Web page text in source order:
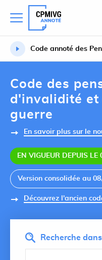
Code annoté des
Code des
d'invalidité et
guerre
En savoir plus sur le
EN VIGUEUR DEPUIS LE
Découvrez l'ancien
Recherche